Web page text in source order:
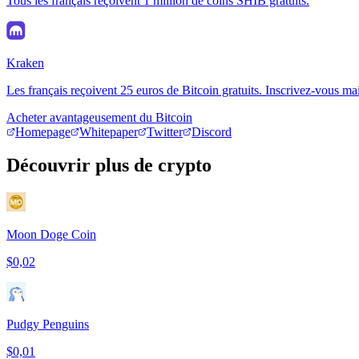
Kraken
Les français reçoivent 25 euros de Bitcoin gratuits. Inscrivez-vous
Acheter avantageusement du Bitcoin
Homepage
Whitepaper Twitter Discord
Découvrir plus de crypto
Moon Doge Coin
$0,02
Pudgy Penguins
$0,01